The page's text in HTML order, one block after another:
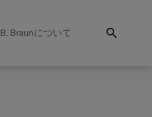
B. Braunについて search